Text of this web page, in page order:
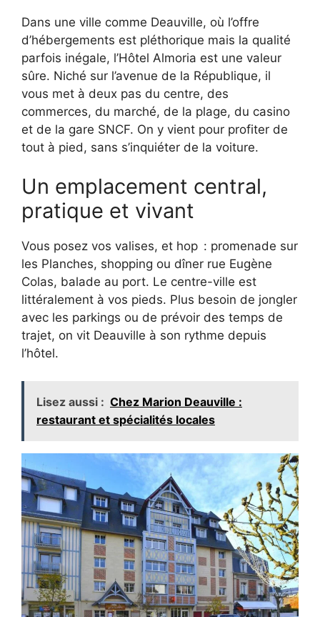
Dans une ville comme Deauville, où l’offre
d’hébergements est pléthorique mais la qualité
parfois inégale, l’Hôtel Almoria est une valeur
sûre. Niché sur l’avenue de la République, il
vous met à deux pas du centre, des
commerces, du marché, de la plage, du casino
et de la gare SNCF. On y vient pour profiter de
tout à pied, sans s’inquiéter de la voiture.
Un emplacement central,
pratique et vivant
Vous posez vos valises, et hop : promenade sur
les Planches, shopping ou dîner rue Eugène
Colas, balade au port. Le centre-ville est
littéralement à vos pieds. Plus besoin de jongler
avec les parkings ou de prévoir des temps de
trajet, on vit Deauville à son rythme depuis
l’hôtel.
Lisez aussi : Chez Marion Deauville :
restaurant et spécialités locales